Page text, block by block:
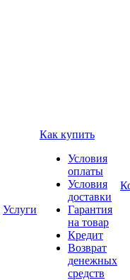
Услуги
Как купить
Условия
оплаты
Условия
доставки
Гарантия
на товар
Кредит
Возврат
денежных
средств